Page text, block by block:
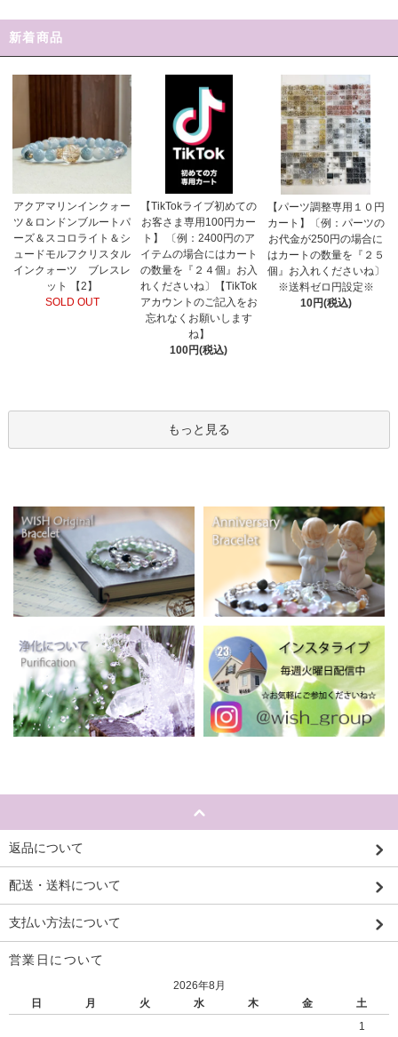
新着商品
アクアマリンインクォー
ツ＆ロンドンブルートパ
ーズ＆スコロライト＆シ
ュードモルフクリスタル
インクォーツ ブレスレ
ット 【2】
SOLD OUT
【TikTokライブ初めての
お客さま専用100円カー
ト】 〔例：2400円のア
イテムの場合にはカート
の数量を『２４個』お入
れくださいね〕【TikTok
アカウントのご記入をお
忘れなくお願いします
ね】
100円(税込)
【パーツ調整専用１０円
カート】〔例：パーツの
お代金が250円の場合に
はカートの数量を『２５
個』お入れくださいね〕
※送料ゼロ円設定※
10円(税込)
もっと見る
返品について
配送・送料について
支払い方法について
営業日について
2026年8月
日
月 火 水 木 金
土
1